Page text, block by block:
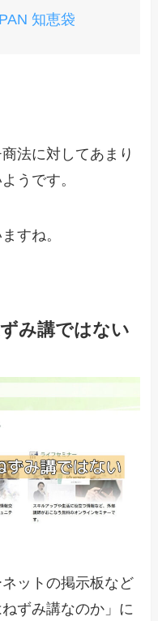
知恵袋
法に対してあまり
うです。
すね。
み講ではない
ットの掲示板など
ずみ講なのか」に